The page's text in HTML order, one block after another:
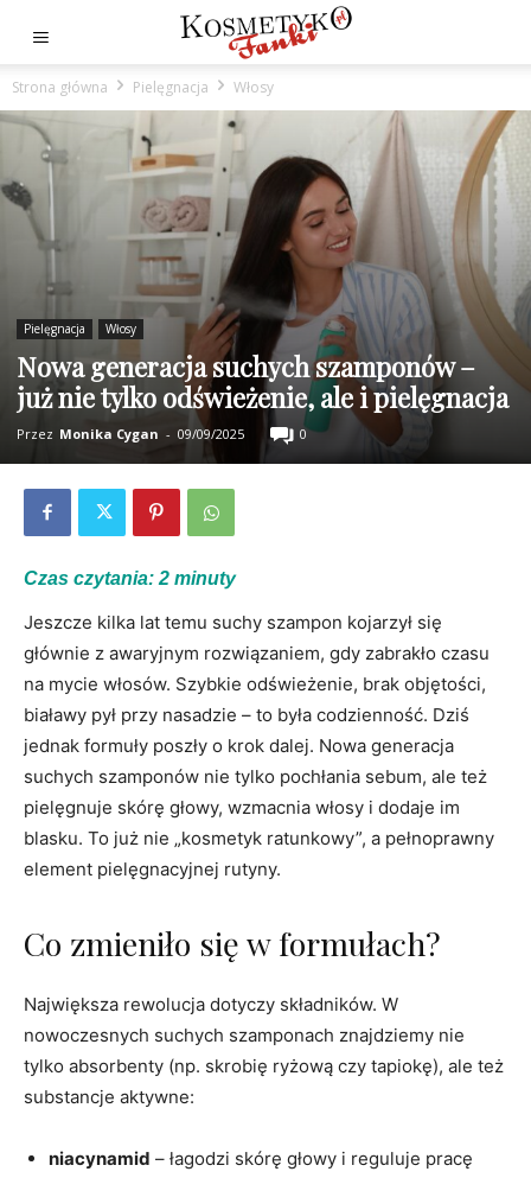
Strona główna Pielęgnacja Włosy
Pielęgnacja Włosy
Nowa generacja suchych szamponów –
już nie tylko odświeżenie, ale i pielęgnacja
Przez Monika Cygan - 09/09/2025 0
Czas czytania: 2 minuty
Jeszcze kilka lat temu suchy szampon kojarzył się
głównie z awaryjnym rozwiązaniem, gdy zabrakło czasu
na mycie włosów. Szybkie odświeżenie, brak objętości,
białawy pył przy nasadzie – to była codzienność. Dziś
jednak formuły poszły o krok dalej. Nowa generacja
suchych szamponów nie tylko pochłania sebum, ale też
pielęgnuje skórę głowy, wzmacnia włosy i dodaje im
blasku. To już nie „kosmetyk ratunkowy”, a pełnoprawny
element pielęgnacyjnej rutyny.
Co zmieniło się w formułach?
Największa rewolucja dotyczy składników. W
nowoczesnych suchych szamponach znajdziemy nie
tylko absorbenty (np. skrobię ryżową czy tapiokę), ale też
substancje aktywne:
niacynamid – łagodzi skórę głowy i reguluje pracę